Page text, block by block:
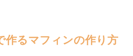
作るマフィンの作り方